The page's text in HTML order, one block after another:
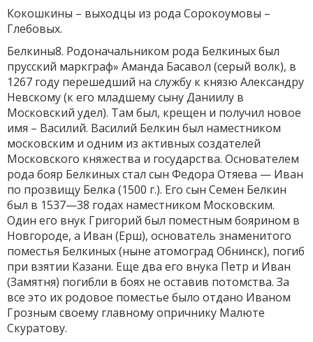
Кокошкины – выходцы из рода Сорокоумовы –
Глебовых.
Белкины8. Родоначальником рода Белкиных был
прусский маркграф» Аманда Басавол (серый волк), в
1267 году перешедший на службу к князю Александру
Невскому (к его младшему сыну Даниилу в
Московский удел). Там был, крещен и получил новое
имя – Василий. Василий Белкин был наместником
московским и одним из активных создателей
Московского княжества и государства. Основателем
рода бояр Белкиных стал сын Федора Отяева — Иван
по прозвищу Белка (1500 г.). Его сын Семен Белкин
был в 1537—38 годах наместником Московским.
Один его внук Григорий был поместным боярином в
Новгороде, а Иван (Ерш), основатель знаменитого
поместья Белкиных (ныне атомоград Обнинск), погиб
при взятии Казани. Еще два его внука Петр и Иван
(Замятня) погибли в боях не оставив потомства. За
все это их родовое поместье было отдано Иваном
Грозным своему главному опричнику Малюте
Скуратову.